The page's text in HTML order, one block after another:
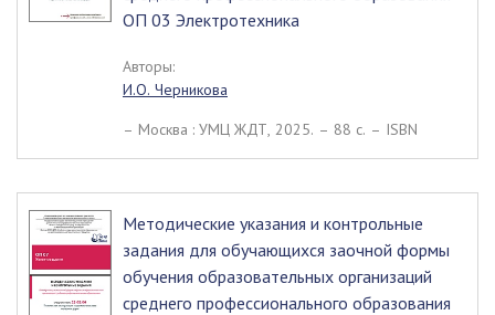
ОП 03 Электротехника
Авторы:
И.О. Черникова
– Москва : УМЦ ЖДТ, 2025. – 88 c. – ISBN
Методические указания и контрольные
задания для обучающихся заочной формы
обучения образовательных организаций
среднего профессионального образования